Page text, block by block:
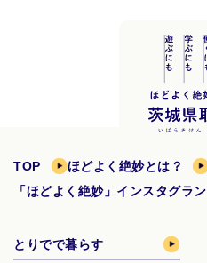
TOP ほどよく絶妙とは？
「ほどよく絶妙」インスタグラ
とりでで暮らす